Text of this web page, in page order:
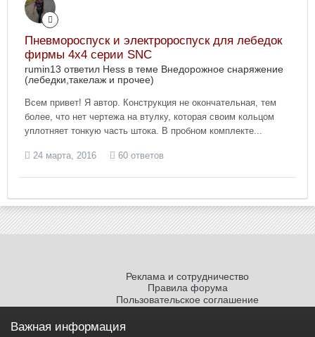
Пневмороспуск и электророспуск для лебедок
фирмы 4х4 серии SNC
rumin13 ответил Hess в теме Внедорожное снаряжение
(лебедки,такелаж и прочее)
Всем привет! Я автор. Конструкция не окончательная, тем
более, что нет чертежа на втулку, которая своим кольцом
уплотняет тонкую часть штока. В пробном комплекте...
24 марта, 2016 60 ответов
Реклама и сотрудничество
Правила форума
Пользовательское соглашение
Важная информация